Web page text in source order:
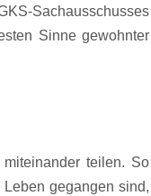
Sachausschusses
Sinne gewohnter
teilen. So
gegangen sind,